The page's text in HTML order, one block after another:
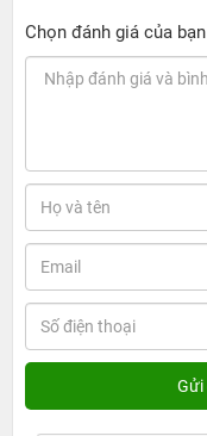
chắc chắn, đầm tay.
hàng và được sơn
không, rất an toàn
Chọn đánh giá của bạn